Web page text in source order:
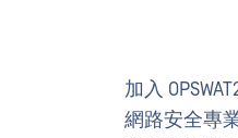
加入
網路安全專